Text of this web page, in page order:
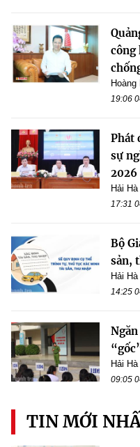
công
19:06
Phát
sự
2026
Hải Hà
17:31
Bộ
sản,
Hải Hà
14:25
Hải Hà
09:05
TIN MỚI